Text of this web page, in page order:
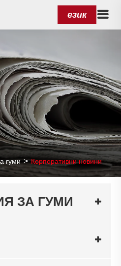
език
гуми Корпоративни новини
ЗА ГУМИ